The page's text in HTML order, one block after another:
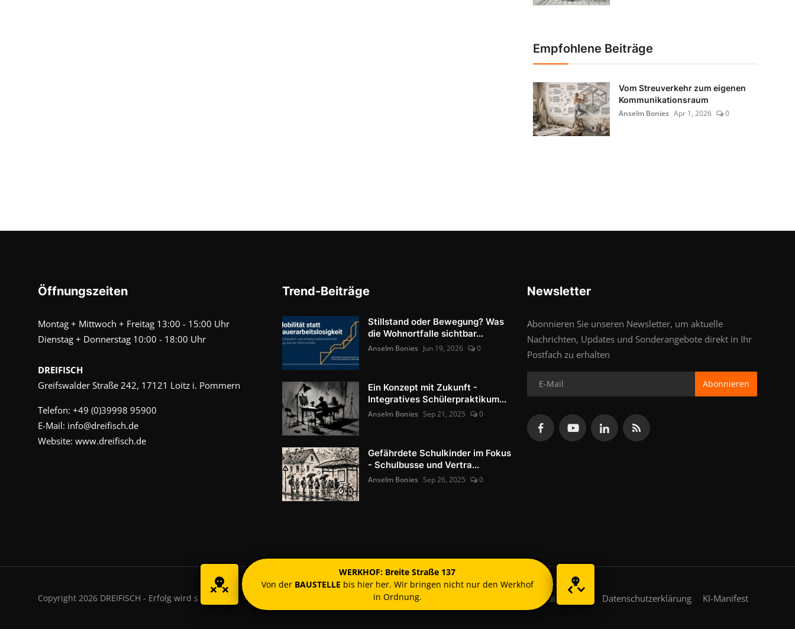
Empfohlene Beiträge
Vom Streuverkehr zum eigenen
Kommunikationsraum
Anselm Bonies Apr 1, 2026 0
Öffnungszeiten
Montag + Mittwoch + Freitag 13:00 - 15:00 Uhr
Dienstag + Donnerstag 10:00 - 18:00 Uhr
DREIFISCH
Greifswalder Straße 242, 17121 Loitz i. Pommern
Telefon: +49 (0)39998 95900
E-Mail: info@dreifisch.de
Website: www.dreifisch.de
Trend-Beiträge
Stillstand oder Bewegung? Was
die Wohnortfalle sichtbar...
Anselm Bonies Jun 19, 2026 0
Ein Konzept mit Zukunft -
Integratives Schülerpraktikum...
Anselm Bonies Sep 21, 2025 0
Gefährdete Schulkinder im Fokus
- Schulbusse und Vertra...
Anselm Bonies Sep 26, 2025 0
Newsletter
Abonnieren Sie unseren Newsletter, um aktuelle
Nachrichten, Updates und Sonderangebote direkt in Ihr
Postfach zu erhalten
Abonnieren
Copyright 2026 DREIFISCH - Erfolg wird sichtbar. Nutzungsbedingungen Datenschutzerklärung KI-Manifest
WERKHOF: Breite Straße 137
Von der BAUSTELLE bis hier her. Wir bringen nicht nur den Werkhof
in Ordnung.